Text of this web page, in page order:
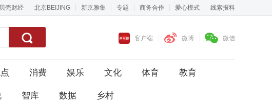
贝壳财经 北京BEIJING 新京雅集 专题 商务合作 爱心模式 线索报料
客户端 微博 微信
消费 娱乐 文化 体育 教育
智库 数据 乡村